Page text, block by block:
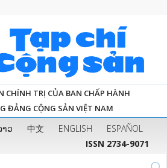
CHÍNH TRỊ CỦA BAN CHẤP HÀNH
ĐẢNG CỘNG SẢN VIỆT NAM
ວ 中文 ENGLISH
ESPAÑOL
ISSN 2734-9071